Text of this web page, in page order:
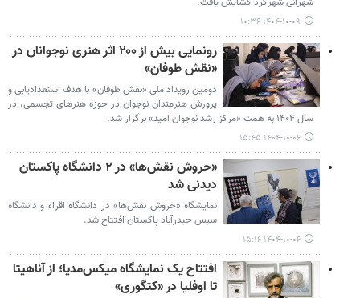
۱۴۰۴-۱۰-۰۹ ۱۰:۳۶
رونمایی بیش از ۲۰۰ اثر هنری نوجوانان در
«نقش طوفان»
دومین رویداد ملی «نقش طوفان» با هدف استعدادیابی و
پرورش هنرمندان نوجوان در حوزه هنرهای تجسمی، در
سال ۱۴۰۴ به همت «مرکز رشد نوجوان امید» برگزار شد.
۱۴۰۴-۱۰-۰۶ ۱۵:۴۵
«خروش نقش‌ها» در ۲ دانشگاه پاکستان
دیدنی شد
نمایشگاه «خروش نقش‌ها» در دانشگاه اقراء و دانشگاه
سبس حیدرآباد پاکستان افتتاح شد.
۱۴۰۴-۱۰-۰۶ ۱۵:۱۶
افتتاح یک نمایشگاه میکس‌مدیا؛ از آناهیتا
تا اوفلیا در «کتگوری»